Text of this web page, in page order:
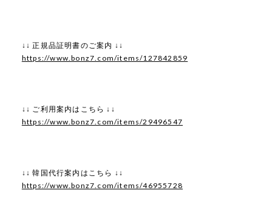
↓↓ 正規品証明書のご案内 ↓↓
https://www.bonz7.com/items/127842859
↓↓ ご利用案内はこちら ↓↓
https://www.bonz7.com/items/29496547
↓↓ 韓国代行案内はこちら ↓↓
https://www.bonz7.com/items/46955728